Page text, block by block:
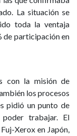
La situación se
toda la ventaja
de participación en
con la misión de
los procesos
pidió un punto de
trabajar. El
Xerox en Japón,